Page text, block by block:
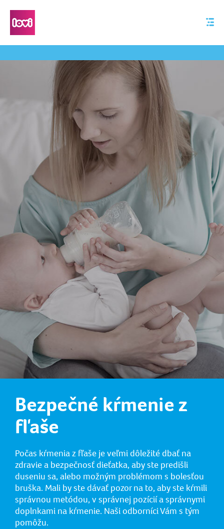
Bezpečné kŕmenie z
fľaše
Počas kŕmenia z fľaše je veľmi dôležité dbať na
zdravie a bezpečnosť dieťatka, aby ste predišli
duseniu sa, alebo možným problémom s bolesťou
bruška. Mali by ste dávať pozor na to, aby ste kŕmili
správnou metódou, v správnej pozícií a správnymi
doplnkami na kŕmenie. Naši odborníci Vám s tým
pomôžu.